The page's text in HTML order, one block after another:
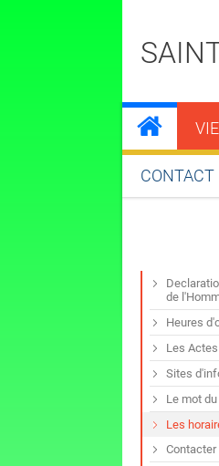
CONTACT
de
Heures
Les
Sites
Le mot
Les